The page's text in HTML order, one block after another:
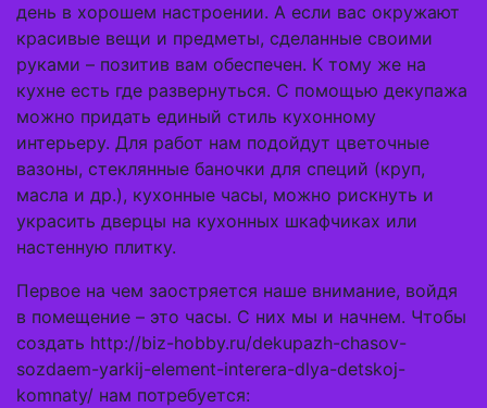
день в хорошем настроении. А если вас окружают
красивые вещи и предметы, сделанные своими
руками – позитив вам обеспечен. К тому же на
кухне есть где развернуться. С помощью декупажа
можно придать единый стиль кухонному
интерьеру. Для работ нам подойдут цветочные
вазоны, стеклянные баночки для специй (круп,
масла и др.), кухонные часы, можно рискнуть и
украсить дверцы на кухонных шкафчиках или
настенную плитку.
Первое на чем заостряется наше внимание, войдя
в помещение – это часы. С них мы и начнем. Чтобы
создать http://biz-hobby.ru/dekupazh-chasov-
sozdaem-yarkij-element-interera-dlya-detskoj-
komnaty/ нам потребуется: